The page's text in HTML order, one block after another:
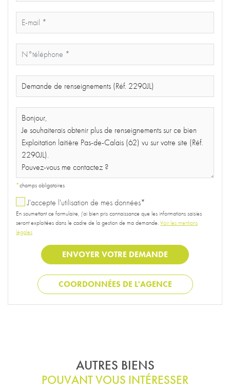
*champs obligatoires
J'accepte l'utilisation de mes données*
En soumettant ce formulaire, j'ai bien pris connaissance que les informations saisies
seront exploitées dans le cadre de la gestion de ma demande.Voir les mentions
légales
COORDONNÉES DE L'AGENCE
AUTRES BIENS
POUVANT VOUS INTÉRESSER